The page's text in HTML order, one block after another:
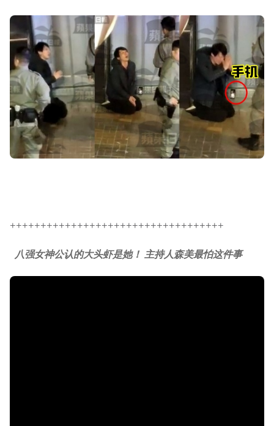
+++++++++++++++++++++++++++++++++++
八强女神公认的大头虾是她！ 主持人森美最怕这件事